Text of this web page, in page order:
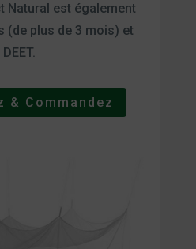
Natural est également
(de plus de 3 mois) et
& Commandez